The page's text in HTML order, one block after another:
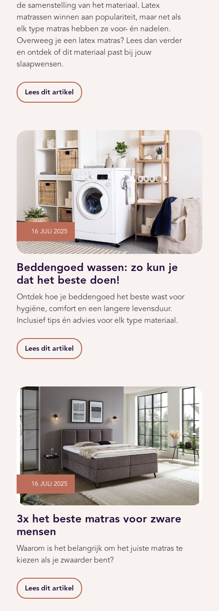
de samenstelling van het materiaal. Latex
matrassen winnen aan populariteit, maar net als
elk type matras hebben ze voor- én nadelen.
Overweeg je een latex matras? Lees dan verder
en ontdek of dit materiaal past bij jouw
slaapwensen.
Lees dit artikel
16 JULI 2025
Beddengoed wassen: zo kun je
dat het beste doen!
Ontdek hoe je beddengoed het beste wast voor
hygiëne, comfort en een langere levensduur.
Inclusief tips én advies voor elk type materiaal.
Lees dit artikel
16 JULI 2025
3x het beste matras voor zware
mensen
Waarom is het belangrijk om het juiste matras te
kiezen als je zwaarder bent?
Lees dit artikel